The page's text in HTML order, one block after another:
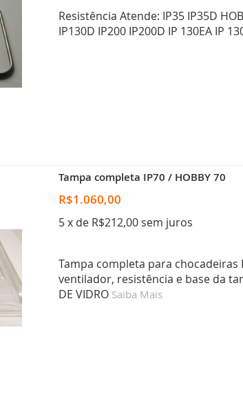
Resistência Atende: IP35 IP35D
IP130D IP200 IP200D IP 130EA IP
Tampa completa IP70 / HOBBY 70
R$1.060,00
5 x de R$212,00 sem juros
Tampa completa para
ventilador, resistência e base da
DE VIDRO Saiba Mais